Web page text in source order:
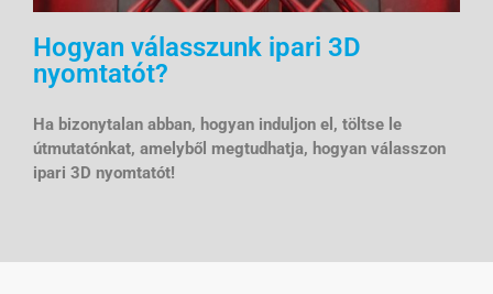
Hogyan válasszunk ipari 3D
nyomtatót?
Ha bizonytalan abban, hogyan induljon el, töltse le
útmutatónkat, amelyből megtudhatja, hogyan válasszon
ipari 3D nyomtatót!